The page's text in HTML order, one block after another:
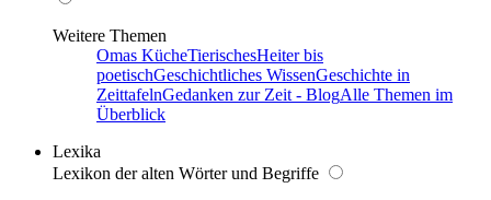
Weitere Themen
Omas KücheTierischesHeiter bis
poetischGeschichtliches WissenGeschichte in
ZeittafelnGedanken zur Zeit - BlogAlle Themen im
Überblick
Lexika
Lexikon der alten Wörter und Begriffe